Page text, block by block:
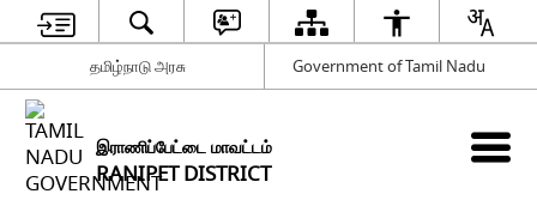
தமிழ்நாடு அரசு Government of Tamil Nadu
இராணிப்பேட்டை மாவட்டம்
RANIPET DISTRICT